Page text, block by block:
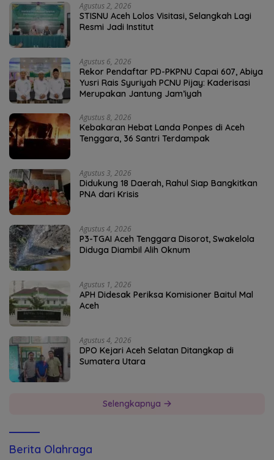
Agustus 2, 2026
STISNU Aceh Lolos Visitasi, Selangkah Lagi
Resmi Jadi Institut
Agustus 6, 2026
Rekor Pendaftar PD-PKPNU Capai 607, Abiya
Yusri Rais Syuriyah PCNU Pijay: Kaderisasi
Merupakan Jantung Jam’iyah
Agustus 8, 2026
Kebakaran Hebat Landa Ponpes di Aceh
Tenggara, 36 Santri Terdampak
Agustus 3, 2026
Didukung 18 Daerah, Rahul Siap Bangkitkan
PNA dari Krisis
Agustus 4, 2026
P3-TGAI Aceh Tenggara Disorot, Swakelola
Diduga Diambil Alih Oknum
Agustus 1, 2026
APH Didesak Periksa Komisioner Baitul Mal
Aceh
Agustus 4, 2026
DPO Kejari Aceh Selatan Ditangkap di
Sumatera Utara
Selengkapnya
Berita Olahraga